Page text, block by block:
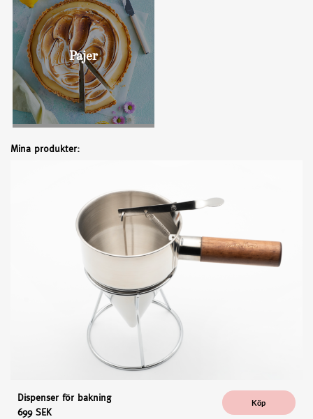
Pajer
Mina produkter:
Dispenser för bakning
699 SEK
Köp